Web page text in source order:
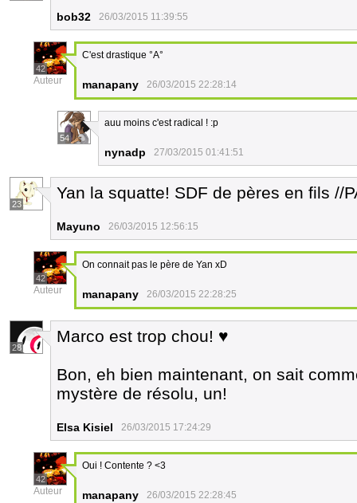
bob32 26/03/2015 11:39:55
42
Auteur
C'est drastique °A°
manapany 26/03/2015 22:28:14
54
auu moins c'est radical ! :p
nynadp 27/03/2015 01:41:51
23
Yan la squatte! SDF de pères en fils //
Mayuno 26/03/2015 12:56:15
42
Auteur
On connait pas le père de Yan xD
manapany 26/03/2015 22:28:25
28
Marco est trop chou! ♥
Bon, eh bien maintenant, on sait
mystère de résolu, un!
Elsa Kisiel 26/03/2015 17:24:29
42
Auteur
Oui ! Contente ? <3
manapany 26/03/2015 22:28:45